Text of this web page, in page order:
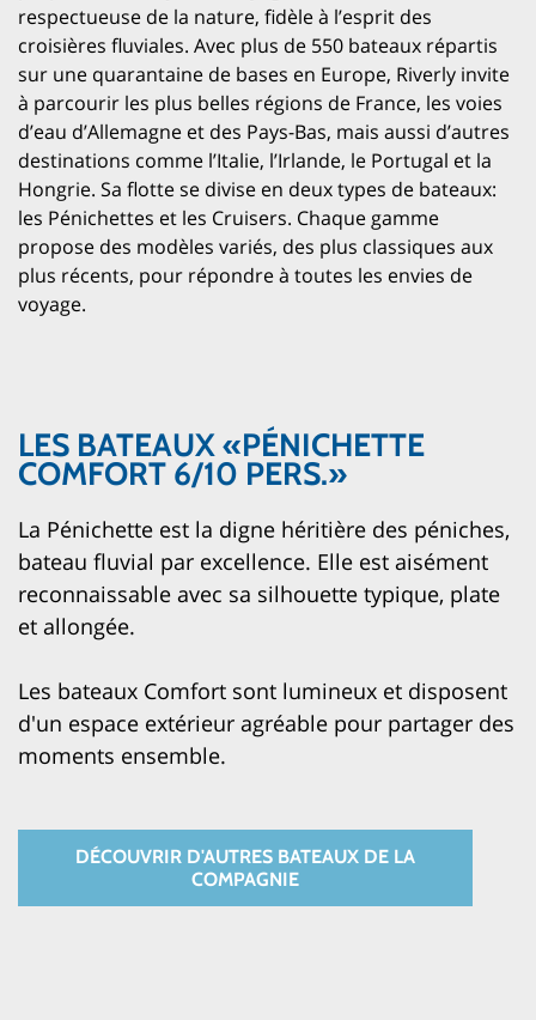
respectueuse de la nature, fidèle à l’esprit des
croisières fluviales. Avec plus de 550 bateaux répartis
sur une quarantaine de bases en Europe, Riverly invite
à parcourir les plus belles régions de France, les voies
d’eau d’Allemagne et des Pays-Bas, mais aussi d’autres
destinations comme l’Italie, l’Irlande, le Portugal et la
Hongrie. Sa flotte se divise en deux types de bateaux:
les Pénichettes et les Cruisers. Chaque gamme
propose des modèles variés, des plus classiques aux
plus récents, pour répondre à toutes les envies de
voyage.
LES BATEAUX «PÉNICHETTE
COMFORT 6/10 PERS.»
La Pénichette est la digne héritière des péniches,
bateau fluvial par excellence. Elle est aisément
reconnaissable avec sa silhouette typique, plate
et allongée.
Les bateaux Comfort sont lumineux et disposent
d'un espace extérieur agréable pour partager des
moments ensemble.
DÉCOUVRIR D'AUTRES BATEAUX DE LA
COMPAGNIE